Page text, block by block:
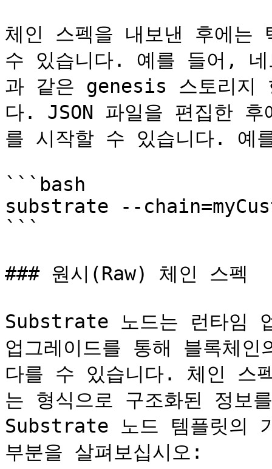
체인 스펙을 내보낸 후에는
수 있습니다. 예를 들어,
과 같은 genesis 스토리지
다. JSON 파일을 편집한 후
를 시작할 수 있습니다. 예
```bash
substrate --
```
### 원시(Raw) 체인 스펙
Substrate 노드는 런타임
업그레이드를 통해 블록체
다를 수 있습니다. 체인 스
는 형식으로 구조화된 정보
Substrate 노드 템플릿의
부분을 살펴보십시오: